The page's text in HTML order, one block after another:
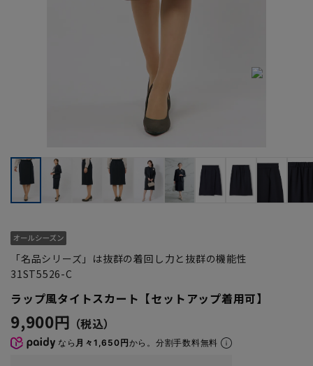
「名品シリーズ」は抜群の着回し力と抜群の機能性
31ST5526-C
ラップ風タイトスカート【セットアップ着用可】
9,900円
なら 月々1,650円から。分割手数料無料